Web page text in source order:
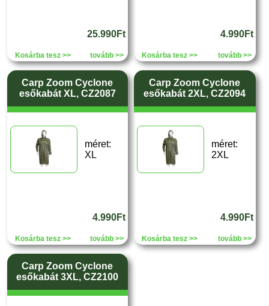
25.990Ft
Kosárba tesz >> tovább >>
4.990Ft
Kosárba tesz >> tovább >>
Carp Zoom Cyclone
esőkabát XL, CZ2087
méret:
XL
4.990Ft
Kosárba tesz >> tovább >>
Carp Zoom Cyclone
esőkabát 2XL, CZ2094
méret:
2XL
4.990Ft
Kosárba tesz >> tovább >>
Carp Zoom Cyclone
esőkabát 3XL, CZ2100